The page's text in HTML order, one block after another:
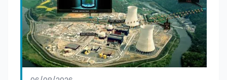
mediatici, dalla televisione al digitale.
Attualmente ricopre il ruolo di Direttore
Responsabile di EduNews24.it, testata
giornalistica online dedicata al mondo
dell'istruzione, della formazione e delle
politiche educative italiane ed europee,
dove cura la linea editoriale e